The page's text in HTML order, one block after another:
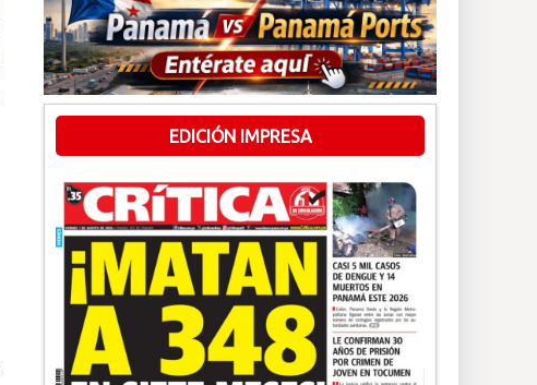
EDICIÓN IMPRESA